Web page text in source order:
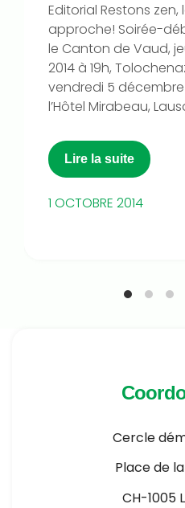
Editorial Restons zen,
approche! Soirée-
le Canton de Vaud,
2014 à 19h,
vendredi 5 décembre
l’Hôtel Mirabeau,
Lire la suite
1 OCTOBRE 2014
Cercle
Place de
CH-1005